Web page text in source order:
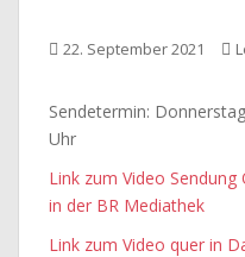
22. September 2021
Sendetermin:
Uhr
Link zum Video
in der BR Mediathek
Link zum Video quer in